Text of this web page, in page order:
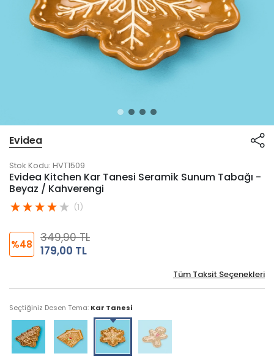
Evidea
Stok Kodu: HVT1509
Evidea Kitchen Kar Tanesi Seramik Sunum Tabağı -
Beyaz / Kahverengi
(1)
%48
349,90 TL
179,00 TL
Tüm Taksit Seçenekleri
Seçtiğiniz Desen Tema: Kar Tanesi